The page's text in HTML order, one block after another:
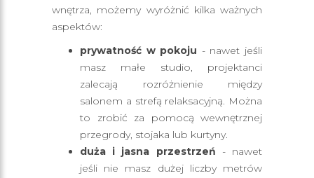
wnętrza, możemy wyróżnić kilka ważnych
aspektów:
prywatność w pokoju - nawet jeśli
masz małe studio, projektanci
zalecają rozróżnienie między
salonem a strefą relaksacyjną. Można
to zrobić za pomocą wewnętrznej
przegrody, stojaka lub kurtyny.
duża i jasna przestrzeń - nawet
jeśli nie masz dużej liczby metrów